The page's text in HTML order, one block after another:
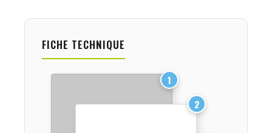
FICHE TECHNIQUE
1
2